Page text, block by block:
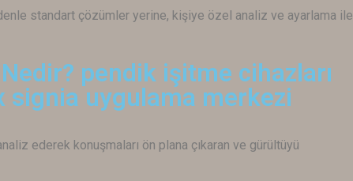
standart çözümler yerine, kişiye özel analiz ve ayarlama ile
pendik işitme cihazları
signia uygulama merkezi
ederek konuşmaları ön plana çıkaran ve gürültüyü